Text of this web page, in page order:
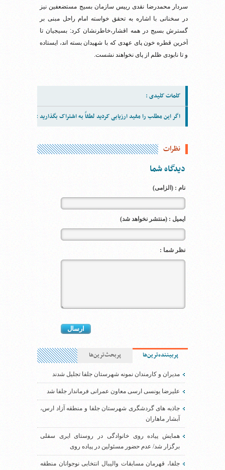
سردار محمدرضا نقدی رییس سازمان بسیج مستضعفین نیز
در سخنانی با اشاره به تحقق خواسته امام راحل مبنی بر
گسترش بسیج در همه اقشار،خاطرنشان کرد: بسیجیان تا
آخرین قطره خون پای عهدی که با شهیدان بسته اند، ایستاده
و تا نابودی ظلم از پای نخواهند نشست.
کلمات کلیدی :
اگر این مطلب را مفید ارزیابی کردید لطفاً به اشتراک بگذارید :
نظرات
دیدگاه شما
نام : (الزامی)
ایمیل : (منتشر نخواهد شد)
نظر شما :
پربیننده‌ترین‌ها پربحث‌ترین‌ها
مدیران و کارمندان نمونه شهرستان جلفا تجلیل شدند
علیرضا یونسی ارسی معاون عمرانی فرماندار جلفا شد
جاذبه های گردشگری شهرستان جلفا و منطقه آزاد ارس،
آبشار ماهاران
همایش پیاده روی خانوادگی در روستای ایری سفلی
برگزار شد/ عدم حضور مسئولین در پیاده روی
جلفا، قهرمان مسابقات والیبال انتخابی نوجوانان منطقه